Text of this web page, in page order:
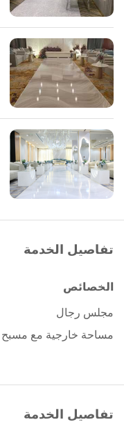
تفاصيل الخدمة
الخصائص
مجلس رجال
مساحة خارجية مع مسبح
تفاصيل الخدمة